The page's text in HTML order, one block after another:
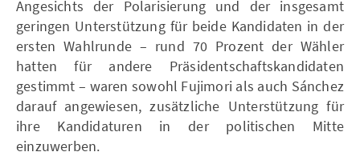
Angesichts der Polarisierung und der insgesamt
geringen Unterstützung für beide Kandidaten in der
ersten Wahlrunde – rund 70 Prozent der Wähler
hatten für andere Präsidentschaftskandidaten
gestimmt – waren sowohl Fujimori als auch Sánchez
darauf angewiesen, zusätzliche Unterstützung für
ihre Kandidaturen in der politischen Mitte
einzuwerben.